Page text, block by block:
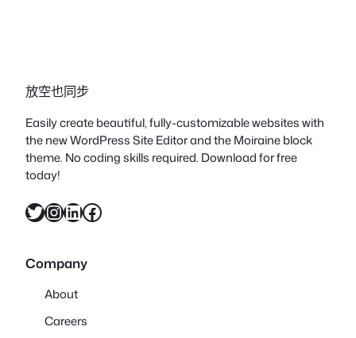
放空也同步
Easily create beautiful, fully-customizable websites with
the new WordPress Site Editor and the Moiraine block
theme. No coding skills required. Download for free
today!
X InstagramLinkedIn Facebook
Company
About
Careers